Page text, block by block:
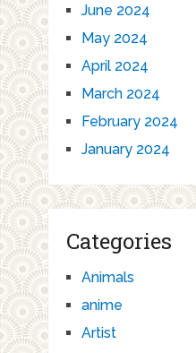
June 2024
May 2024
April 2024
March 2024
February 2024
January 2024
Categories
Animals
anime
Artist